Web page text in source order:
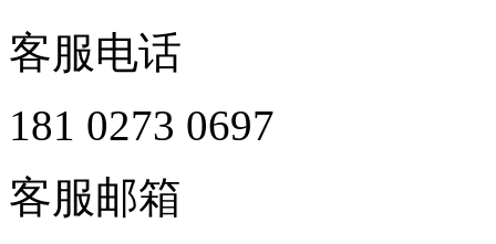
客服电话
181 0273 0697
客服邮箱